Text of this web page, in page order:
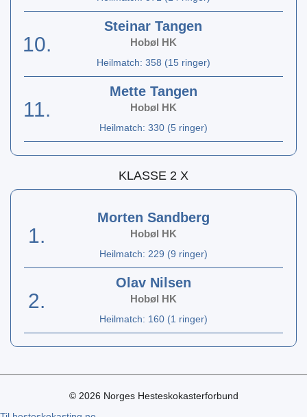
10.
Steinar Tangen
Hobøl HK
Heilmatch: 358 (15 ringer)
11.
Mette Tangen
Hobøl HK
Heilmatch: 330 (5 ringer)
KLASSE 2 X
1.
Morten Sandberg
Hobøl HK
Heilmatch: 229 (9 ringer)
2.
Olav Nilsen
Hobøl HK
Heilmatch: 160 (1 ringer)
© 2026 Norges Hesteskokasterforbund